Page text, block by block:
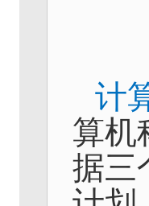
计
算机
据三